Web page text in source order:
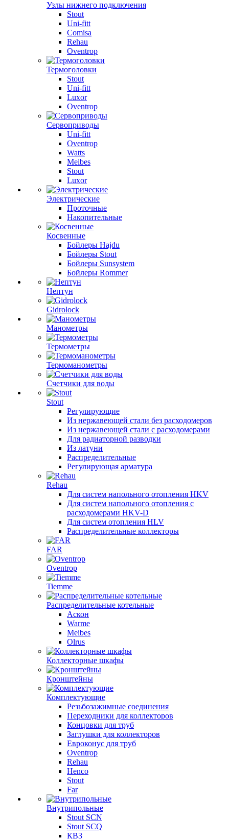
Узлы нижнего подключения
Stout
Uni-fitt
Comisa
Rehau
Oventrop
Термоголовки
Stout
Uni-fitt
Luxor
Oventrop
Сервоприводы
Uni-fitt
Oventrop
Watts
Meibes
Stout
Luxor
Электрические
Проточные
Накопительные
Косвенные
Бойлеры Hajdu
Бойлеры Stout
Бойлеры Sunsystem
Бойлеры Rommer
Нептун
Gidrolock
Манометры
Термометры
Термоманометры
Счетчики для воды
Stout
Регулирующие
Из нержавеющей стали без расходомеров
Из нержавеющей стали с расходомерами
Для радиаторной разводки
Из латуни
Распределительные
Регулирующая арматура
Rehau
Для систем напольного отопления HKV
Для систем напольного отопления с
расходомерами HKV-D
Для систем отопления HLV
Распределительные коллекторы
FAR
Oventrop
Tiemme
Распределительные котельные
Аскон
Warme
Meibes
Olrus
Коллекторные шкафы
Кронштейны
Комплектующие
Резьбозажимные соединения
Переходники для коллекторов
Концовки для труб
Заглушки для коллекторов
Евроконус для труб
Oventrop
Rehau
Henco
Stout
Far
Внутрипольные
Stout SCN
Stout SCQ
КВЗ